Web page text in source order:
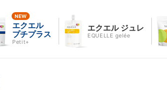
エクエル
プチプラス
Petit+
エクエル ジュレ
EQUELLE gelée